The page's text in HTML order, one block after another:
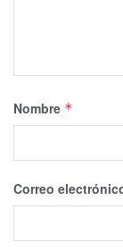
Nombre *
Correo